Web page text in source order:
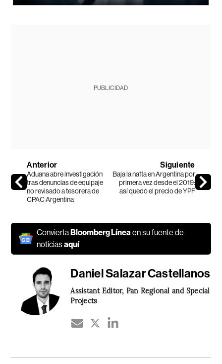
PUBLICIDAD
Anterior
Aduana abre investigación
tras denuncias de equipaje
no revisado a tesorera de
CPAC Argentina
Siguiente
Baja la nafta en Argentina por
primera vez desde el 2019:
así quedó el precio de YPF
ConviertaBloomberg Líneaen su fuente de
noticiasaquí
Daniel Salazar Castellanos
Assistant Editor, Pan Regional and Special
Projects